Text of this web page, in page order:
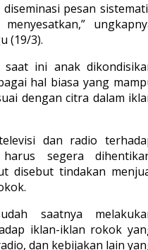
pesan
(19/3).
saat ini anak
hal biasa yang
dengan citra dalam
dan radio
segera
disebut tindakan
saatnya
iklan-iklan rokok
dan kebijakan lain